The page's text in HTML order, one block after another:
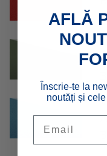
AFLĂ
Înscrie-te la
noutăți și